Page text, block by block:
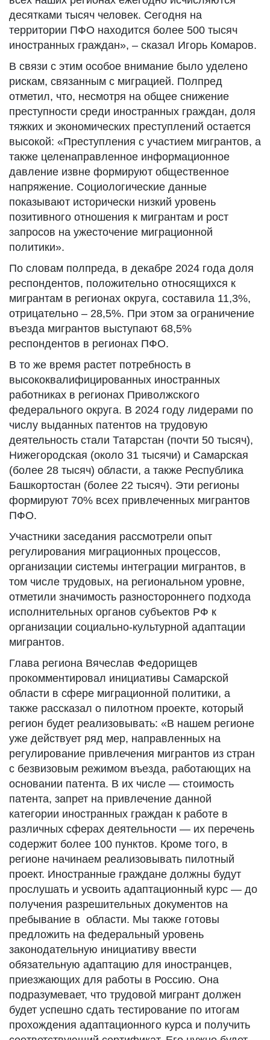
десятками тысяч человек. Сегодня на
территории ПФО находится более 500 тысяч
иностранных граждан», – сказал Игорь Комаров.
В связи с этим особое внимание было уделено
рискам, связанным с миграцией. Полпред
отметил, что, несмотря на общее снижение
преступности среди иностранных граждан, доля
тяжких и экономических преступлений остается
высокой: «Преступления с участием мигрантов, а
также целенаправленное информационное
давление извне формируют общественное
напряжение. Социологические данные
показывают исторически низкий уровень
позитивного отношения к мигрантам и рост
запросов на ужесточение миграционной
политики».
По словам полпреда, в декабре 2024 года доля
респондентов, положительно относящихся к
мигрантам в регионах округа, составила 11,3%,
отрицательно – 28,5%. При этом за ограничение
въезда мигрантов выступают 68,5%
респондентов в регионах ПФО.
В то же время растет потребность в
высококвалифицированных иностранных
работниках в регионах Приволжского
федерального округа. В 2024 году лидерами по
числу выданных патентов на трудовую
деятельность стали Татарстан (почти 50 тысяч),
Нижегородская (около 31 тысячи) и Самарская
(более 28 тысяч) области, а также Республика
Башкортостан (более 22 тысяч). Эти регионы
формируют 70% всех привлеченных мигрантов
ПФО.
Участники заседания рассмотрели опыт
регулирования миграционных процессов,
организации системы интеграции мигрантов, в
том числе трудовых, на региональном уровне,
отметили значимость разностороннего подхода
исполнительных органов субъектов РФ к
организации социально-культурной адаптации
мигрантов.
Глава региона Вячеслав Федорищев
прокомментировал инициативы Самарской
области в сфере миграционной политики, а
также рассказал о пилотном проекте, который
регион будет реализовывать: «В нашем регионе
уже действует ряд мер, направленных на
регулирование привлечения мигрантов из стран
с безвизовым режимом въезда, работающих на
основании патента. В их числе — стоимость
патента, запрет на привлечение данной
категории иностранных граждан к работе в
различных сферах деятельности — их перечень
содержит более 100 пунктов. Кроме того, в
регионе начинаем реализовывать пилотный
проект. Иностранные граждане должны будут
прослушать и усвоить адаптационный курс — до
получения разрешительных документов на
пребывание в области. Мы также готовы
предложить на федеральный уровень
законодательную инициативу ввести
обязательную адаптацию для иностранцев,
приезжающих для работы в Россию. Она
подразумевает, что трудовой мигрант должен
будет успешно сдать тестирование по итогам
прохождения адаптационного курса и получить